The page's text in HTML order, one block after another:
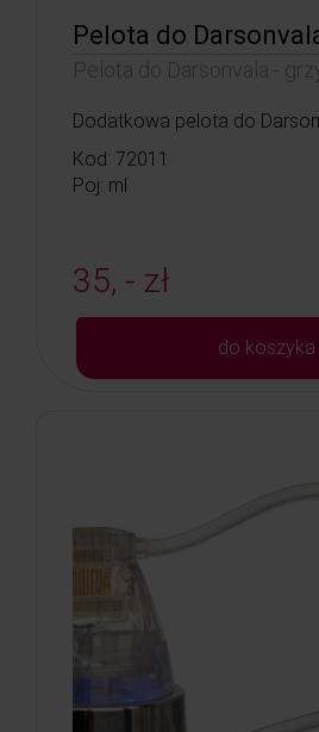
Pelota do
Pelota do Darsonvala -
Dodatkowa pelota do
Kod: 72011
Poj: ml
35, - zł
do koszyka